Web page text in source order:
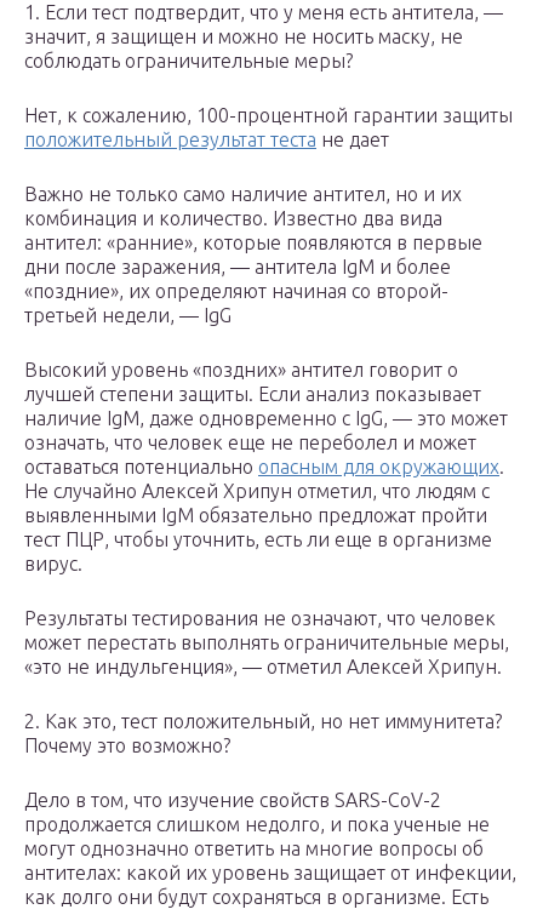
1. Если тест подтвердит, что у меня есть антитела, —
значит, я защищен и можно не носить маску, не
соблюдать ограничительные меры?
Нет, к сожалению, 100-процентной гарантии защиты
положительный результат теста не дает
Важно не только само наличие антител, но и их
комбинация и количество. Известно два вида
антител: «ранние», которые появляются в первые
дни после заражения, — антитела IgM и более
«поздние», их определяют начиная со второй-
третьей недели, — IgG
Высокий уровень «поздних» антител говорит о
лучшей степени защиты. Если анализ показывает
наличие IgM, даже одновременно с IgG, — это может
означать, что человек еще не переболел и может
оставаться потенциально опасным для окружающих.
Не случайно Алексей Хрипун отметил, что людям с
выявленными IgM обязательно предложат пройти
тест ПЦР, чтобы уточнить, есть ли еще в организме
вирус.
Результаты тестирования не означают, что человек
может перестать выполнять ограничительные меры,
«это не индульгенция», — отметил Алексей Хрипун.
2. Как это, тест положительный, но нет иммунитета?
Почему это возможно?
Дело в том, что изучение свойств SARS-CoV-2
продолжается слишком недолго, и пока ученые не
могут однозначно ответить на многие вопросы об
антителах: какой их уровень защищает от инфекции,
как долго они будут сохраняться в организме. Есть